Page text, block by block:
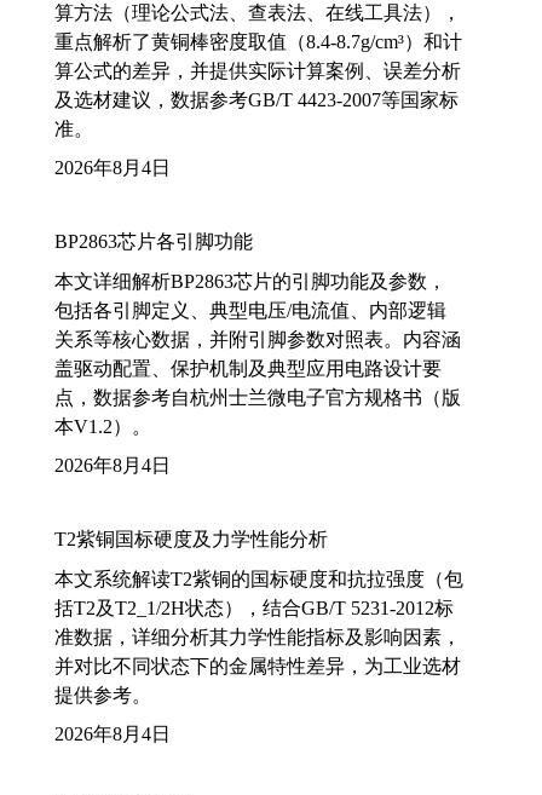
算方法（理论公式法、查表法、在线工具法），
重点解析了黄铜棒密度取值（8.4-8.7g/cm³）和计
算公式的差异，并提供实际计算案例、误差分析
及选材建议，数据参考GB/T 4423-2007等国家标
准。
2026年8月4日
BP2863芯片各引脚功能
本文详细解析BP2863芯片的引脚功能及参数，
包括各引脚定义、典型电压/电流值、内部逻辑
关系等核心数据，并附引脚参数对照表。内容涵
盖驱动配置、保护机制及典型应用电路设计要
点，数据参考自杭州士兰微电子官方规格书（版
本V1.2）。
2026年8月4日
T2紫铜国标硬度及力学性能分析
本文系统解读T2紫铜的国标硬度和抗拉强度（包
括T2及T2_1/2H状态），结合GB/T 5231-2012标
准数据，详细分析其力学性能指标及影响因素，
并对比不同状态下的金属特性差异，为工业选材
提供参考。
2026年8月4日